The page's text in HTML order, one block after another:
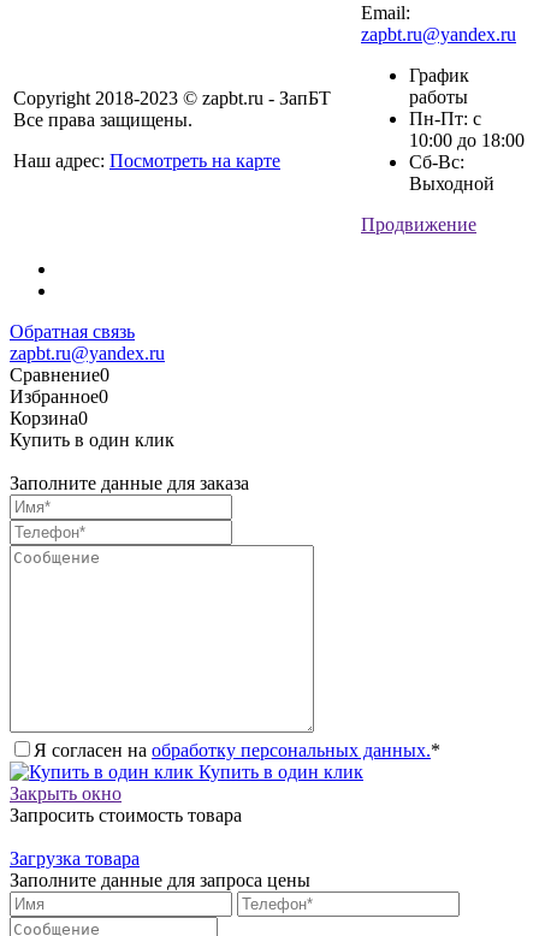
Copyright 2018-2023 © zapbt.ru - ЗапБТ
Все права защищены.
Наш адрес: Посмотреть на карте
Email:
zapbt.ru@yandex.ru
График
работы
Пн-Пт: с
10:00 до 18:00
Сб-Вс:
Выходной
Продвижение
Обратная связь
zapbt.ru@yandex.ru
Сравнение0
Избранное0
Корзина0
Купить в один клик
Заполните данные для заказа
Я согласен на обработку персональных данных.*
Купить в один клик
Закрыть окно
Запросить стоимость товара
Загрузка товара
Заполните данные для запроса цены